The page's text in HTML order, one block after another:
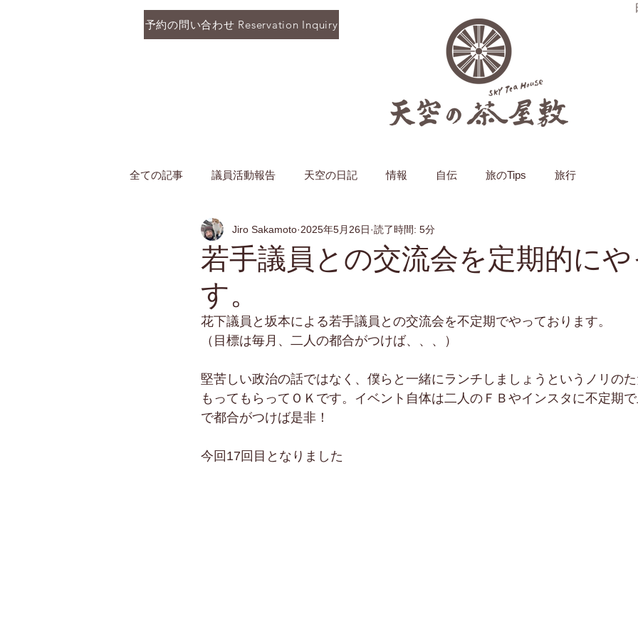
予約の問い合わせ Reservation Inquiry
全ての記事 議員活動報告 天空の日記 情報 自伝 旅のTips 旅行
若手議員との交流会を定期的にや
す。
Jiro Sakamoto 2025年5月26日 読了時間: 5分
花下議員と坂本による若手議員との交流会を不定期でやっております。
（目標は毎月、二人の都合がつけば、、、）
堅苦しい政治の話ではなく、僕らと一緒にランチしましょうというノリの
もってもらってＯＫです。イベント自体は二人のＦＢやインスタに不定期
で都合がつけば是非！
今回17回目となりました